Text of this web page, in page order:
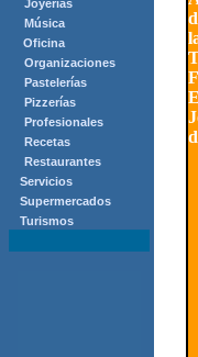
Joyerías
Música
Oficina
Organizaciones
Pastelerías
Pizzerías
Profesionales
Recetas
Restaurantes
Servicios
Supermercados
Turismos